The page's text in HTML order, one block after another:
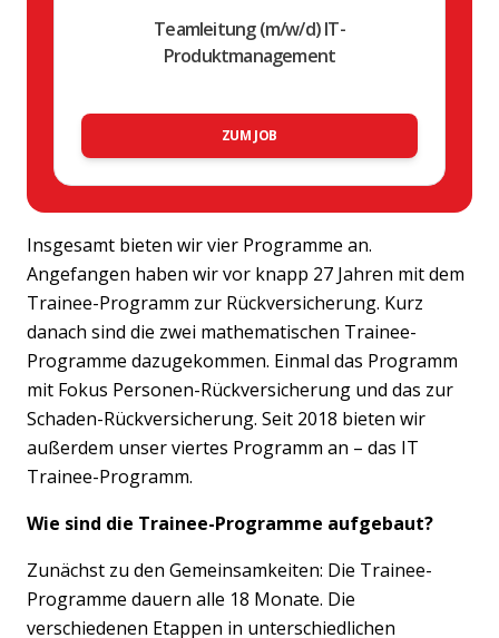
Teamleitung (m/w/d) IT-
Produktmanagement
ZUM JOB
Insgesamt bieten wir vier Programme an.
Angefangen haben wir vor knapp 27 Jahren mit dem
Trainee-Programm zur Rückversicherung. Kurz
danach sind die zwei mathematischen Trainee-
Programme dazugekommen. Einmal das Programm
mit Fokus Personen-Rückversicherung und das zur
Schaden-Rückversicherung. Seit 2018 bieten wir
außerdem unser viertes Programm an – das IT
Trainee-Programm.
Wie sind die Trainee-Programme aufgebaut?
Zunächst zu den Gemeinsamkeiten: Die Trainee-
Programme dauern alle 18 Monate. Die
verschiedenen Etappen in unterschiedlichen